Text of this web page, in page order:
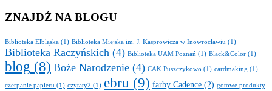
ZNAJDŹ NA BLOGU
Biblioteka Elbląska (1) Biblioteka Miejska im. J. Kasprowicza w Inowrocławiu (1)
Biblioteka Raczyńskich (4) Biblioteka UAM Poznań (1) Black&Color (1)
blog (8) Boże Narodzenie (4) CAK Puszczykowo (1) cardmaking (1)
czerpanie papieru (1) czytaty2 (1) ebru (9) farby Cadence (2) gotowe produkty